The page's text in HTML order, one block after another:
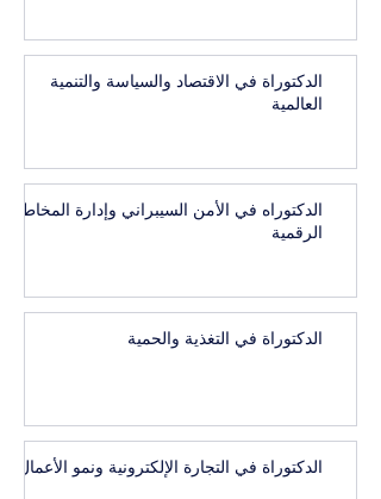
الدكتوراة في الاقتصاد والسياسة والتنمية
العالمية
الدكتوراه في الأمن السيبراني وإدارة المخاطر
الرقمية
الدكتوراة في التغذية والحمية
الدكتوراة في التجارة الإلكترونية ونمو الأعمال